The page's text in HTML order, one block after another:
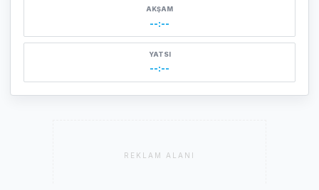
AKŞAM
--:--
YATSI
--:--
REKLAM ALANI